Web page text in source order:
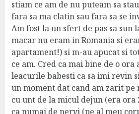
stiam ce am de nu puteam sa
fara sa ma clatin sau fara sa se
Am fost la un sfert de pas sa sun
macar nu eram in Romania si
apartament!) si m-au apucat si
ce am. Cred ca mai bine de o
leacurile babesti ca sa imi revin
un moment dat cand am zarit pe
cu unt de la micul dejun (era ora
ca numai de nervi (pe al meu